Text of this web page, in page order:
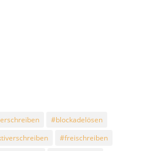
#blockadelösen
#freischreiben